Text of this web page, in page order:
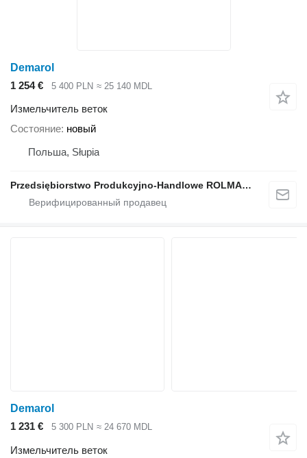
Demarol
1 254 €
5 400 PLN ≈ 25 140 MDL
Измельчитель веток
Состояние новый
Польша, Słupia
Przedsiębiorstwo Produkcyjno-Handlowe ROLMAPOL Marcin Dziekan
Demarol
1 231 €
5 300 PLN ≈ 24 670 MDL
Измельчитель веток